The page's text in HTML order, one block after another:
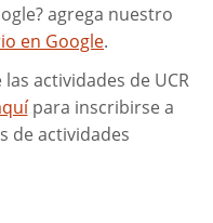
agrega nuestro
en Google.
actividades de UCR
para inscribirse a
de actividades